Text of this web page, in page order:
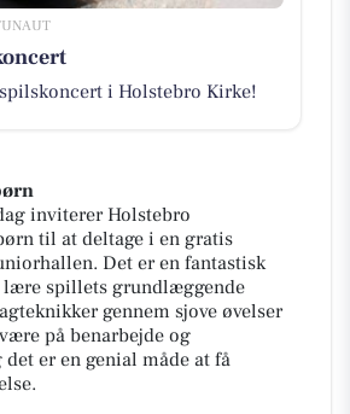
i Holstebro Kirke!
inviterer Holstebro
til at deltage i en gratis
Det er en fantastisk
lære spillets grundlæggende
gennem sjove øvelser
på benarbejde og
er en genial måde at få